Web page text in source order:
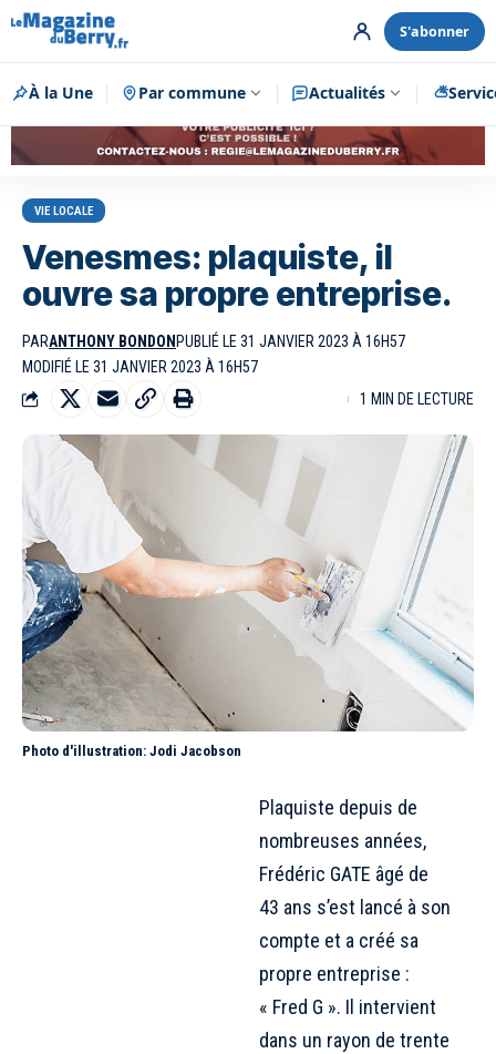
S'abonner
À la Une Par commune Actualités
Publicité
VIE LOCALE
Venesmes: plaquiste, il
ouvre sa propre entreprise.
PARANTHONY BONDON PUBLIÉ LE 31 JANVIER 2023 À 16H57
MODIFIÉ LE 31 JANVIER 2023 À 16H57
1 MIN DE LECTURE
Photo d'illustration: Jodi Jacobson
Plaquiste depuis de
nombreuses années,
Frédéric GATE âgé de
43 ans s’est lancé à son
compte et a créé sa
propre entreprise :
« Fred G ». Il intervient
dans un rayon de trente